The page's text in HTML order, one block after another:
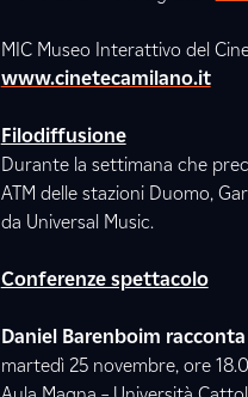
MIC Museo Interattivo del
www.cinetecamilano.it
Filodiffusione
Durante la settimana che
ATM delle stazioni Duomo,
da Universal Music.
Conferenze spettacolo
Daniel Barenboim
martedì 25 novembre, ore